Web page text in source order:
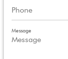
Message